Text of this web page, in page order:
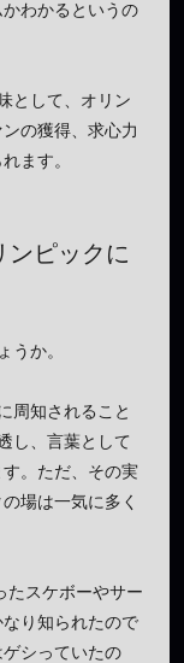
わかるというの
として、オリン
の獲得、求心力
ます。
ンピックに
うか。
周知されること
し、言葉として
。ただ、その実
場は一気に多く
たスケボーやサー
り知られたので
シっていたの